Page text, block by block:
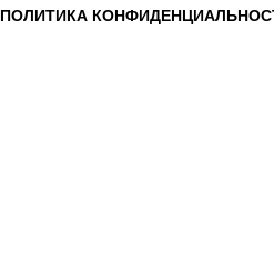
ПОЛИТИКА